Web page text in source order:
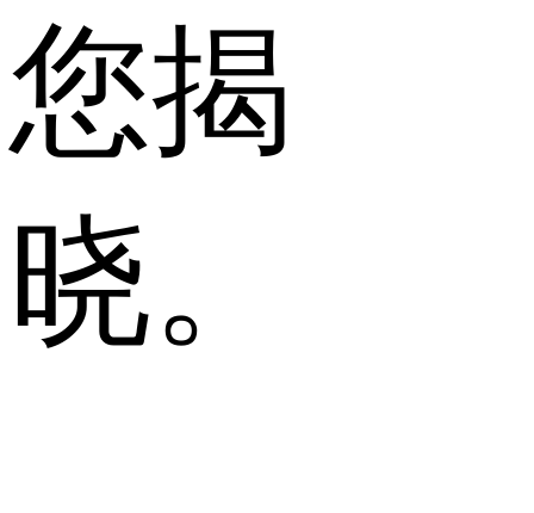
您揭
晓。